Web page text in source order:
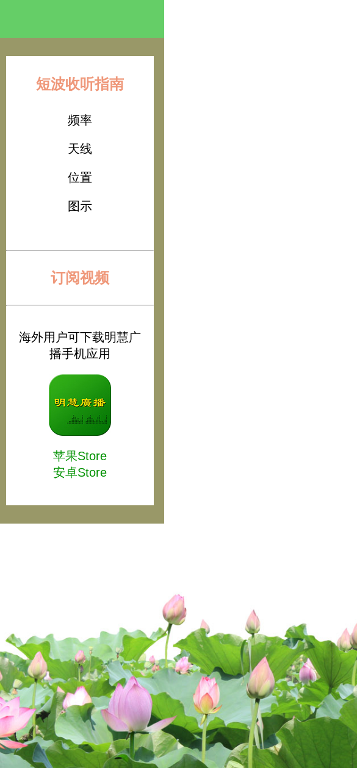
短波收听指南
频率
天线
位置
图示
订阅视频
海外用户可下载明慧广
播手机应用
苹果Store
安卓Store